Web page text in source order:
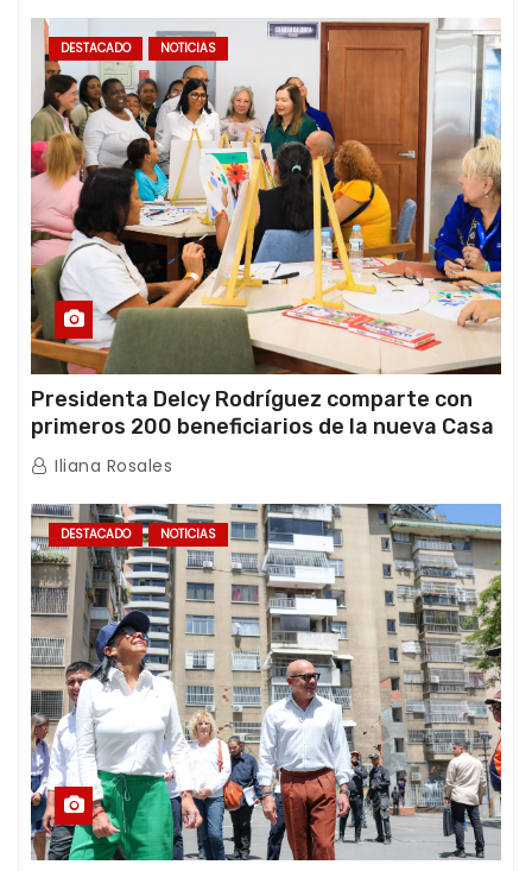
DESTACADO NOTICIAS
Presidenta Delcy Rodríguez comparte con
primeros 200 beneficiarios de la nueva Casa
de los Abuelos “La Primavera” en Caracas
Iliana Rosales
DESTACADO NOTICIAS